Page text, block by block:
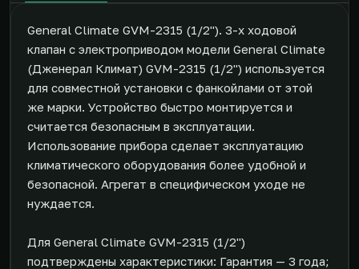
General Climate GVM-2315 (1/2"). 3-х ходовой
клапан с электроприводом модели General Climate
(Дженерал Климат) GVM-2315 (1/2") используется
для совместной установки с фанкойлами от этой
же марки. Устройство быстро монтируется и
считается безопасным в эксплуатации.
Использование прибора сделает эксплуатацию
климатического оборудования более удобной и
безопасной. Агрегат в специфическом уходе не
нуждается.
Для General Climate GVM-2315 (1/2")
подтверждены характеристики: Гарантия — 3 года;